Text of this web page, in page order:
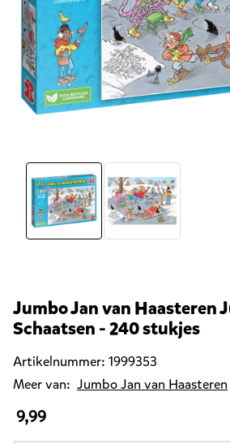
Jumbo Jan van Haasteren
Schaatsen - 240 stukjes
Artikelnummer: 1999353
Meer van: Jumbo Jan van Haasteren
De
9,99